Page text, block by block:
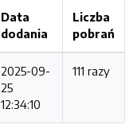
Data
dodania
Liczba
pobrań
2025-09-
25
12:34:10
111 razy